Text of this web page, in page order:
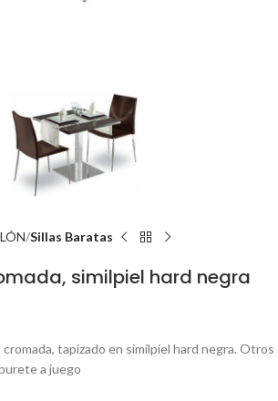
Sillas Baratas
similpiel hard negra
cromada, tapizado en similpiel hard negra. Otros
a juego